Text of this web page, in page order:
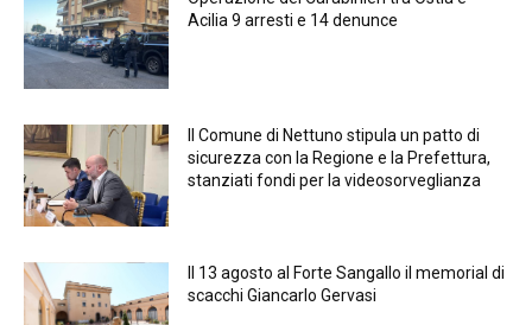
Acilia 9 arresti e 14 denunce
Il Comune di Nettuno stipula un patto di
sicurezza con la Regione e la Prefettura,
stanziati fondi per la videosorveglianza
Il 13 agosto al Forte Sangallo il memorial di
scacchi Giancarlo Gervasi